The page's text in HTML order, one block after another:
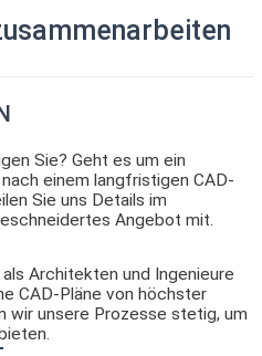
Sie? Geht es um ein
einem langfristigen CAD-
Sie uns Details im
Angebot mit.
Architekten und Ingenieure
CAD-Pläne von höchster
wir unsere Prozesse stetig, um